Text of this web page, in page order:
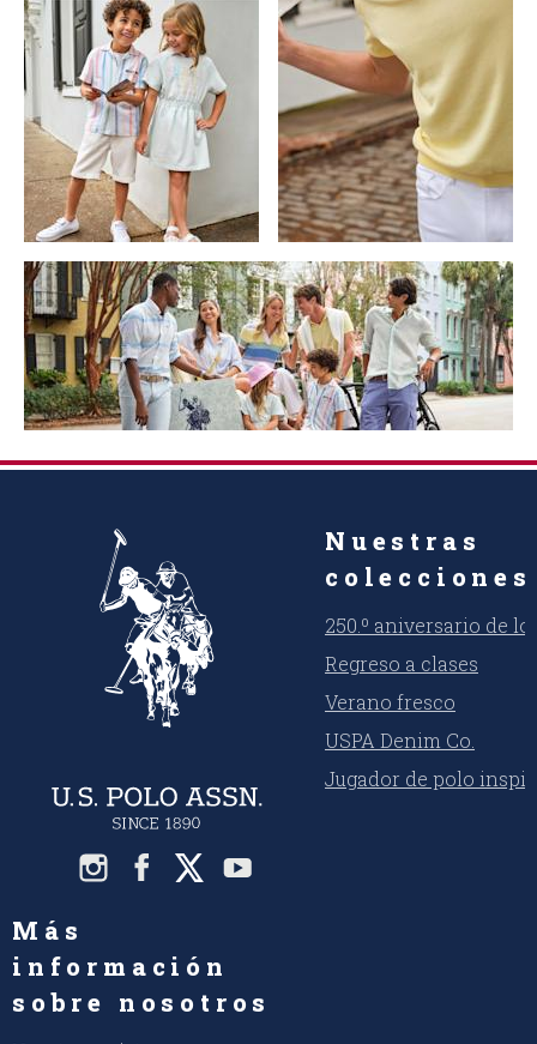
Nuestras
colecciones
250.º aniversario de
Regreso a clases
Verano fresco
USPA Denim Co.
Jugador de polo
Más
información
sobre nosotros